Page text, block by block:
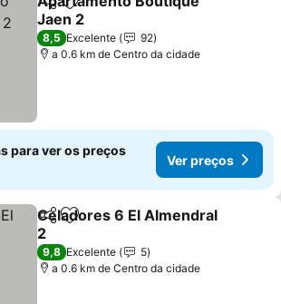
PartilharAdicionar aos favoritos
Jaen 2
8,5 Excelente
92
a 0.6 km de Centro da cidade
para ver os preços
Ver preços
PartilharAdicionar aos favoritos
Celadores 6 El Almendral
2
9,8 Excelente
5
a 0.6 km de Centro da cidade